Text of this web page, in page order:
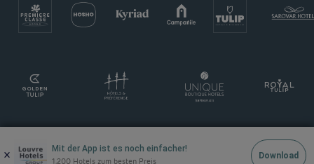
× Mit der App ist es noch einfacher!
1.200 Hotels zum besten Preis
Download